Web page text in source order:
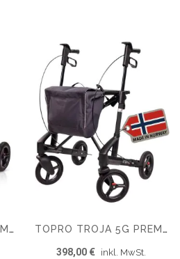
TOPRO OLYMPOS ATR MEDIUM OUTDOOR ROLLATOR FÜR JEDES GELÄNDE TOPRO TROJA 5G PREMIUM ROLLATOR FALTBAR MIT INTEGRIERTER ANKIPPHILFE
398,00 € inkl. MwSt.